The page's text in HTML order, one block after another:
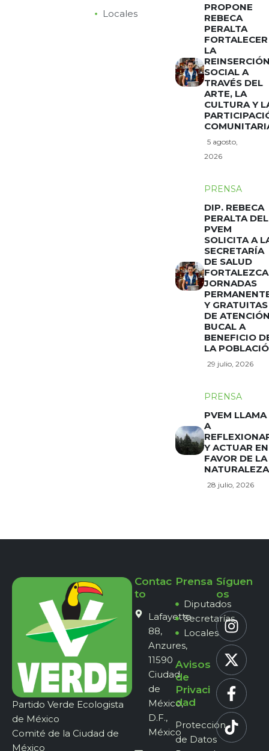
Locales
PROPONE
REBECA
PERALTA
FORTALECER
LA
SOCIAL A
TRAVÉS DEL
ARTE, LA
CULTURA Y
5 agosto,
2026
PRENSA
DIP. REBECA
PERALTA DEL
PVEM
SOLICITA A
SECRETARÍA
DE SALUD
FORTALEZCA
JORNADAS
Y GRATUITAS
DE
BUCAL A
BENEFICIO
LA
29 julio, 2026
PRENSA
PVEM LLAMA
A
Y ACTUAR EN
FAVOR DE LA
NATURALEZA
28 julio, 2026
Partido Verde Ecologista
de México
Comité de la Ciudad de
México
Contac
to
Lafayette
88,
Anzures,
11590
Ciudad
de
México,
D.F.,
México
Prensa
Diputados
Secretarías
Locales
Avisos
de
Privaci
dad
Protección
de Datos
Síguen
os